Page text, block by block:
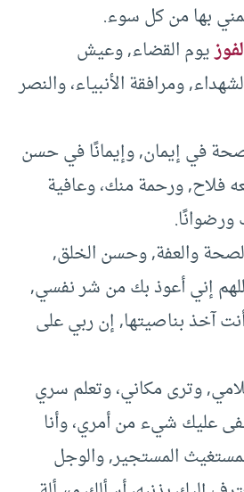
بها من كل سوء.
يوم القضاء, وعيش
ومرافقة الأنبياء، والنصر
في إيمان, وإيمانًا في حسن
فلاح, ورحمة منك، وعافية
والعفة, وحسن الخلق,
إني أعوذ بك من شر نفسي,
آخذ بناصيتها, إن ربي على
وترى مكاني، وتعلم سري
عليك شيء من أمري، وأنا
المستجير, والوجل